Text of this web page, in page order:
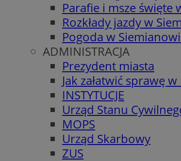
Parafie i msze święte
Rozkłady jazdy w
Pogoda w
ADMINISTRACJA
Prezydent miasta
Jak załatwić sprawę
INSTYTUCJE
Urząd Stanu
MOPS
Urząd Skarbowy
ZUS